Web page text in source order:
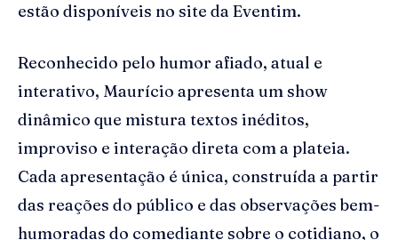
estão disponíveis no site da Eventim.
Reconhecido pelo humor afiado, atual e
interativo, Maurício apresenta um show
dinâmico que mistura textos inéditos,
improviso e interação direta com a plateia.
Cada apresentação é única, construída a partir
das reações do público e das observações bem-
humoradas do comediante sobre o cotidiano, o